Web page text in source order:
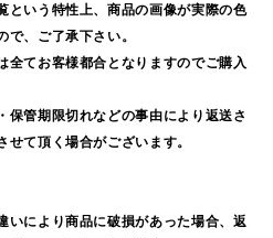
いう特性上、商品の画像が実際の色
、ご了承下さい。
てお客様都合となりますのでご購入
管期限切れなどの事由により返送さ
て頂く場合がございます。
により商品に破損があった場合、返